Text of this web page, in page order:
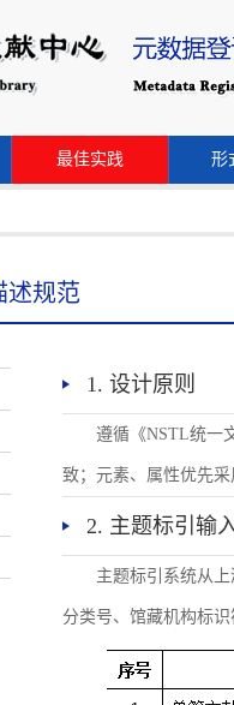
最佳实践 形
述规范
1. 设计原则
遵循《NSTL统一
致；元素、属性优先
2. 主题标引输
主题标引系统从
分类号、馆藏机构标